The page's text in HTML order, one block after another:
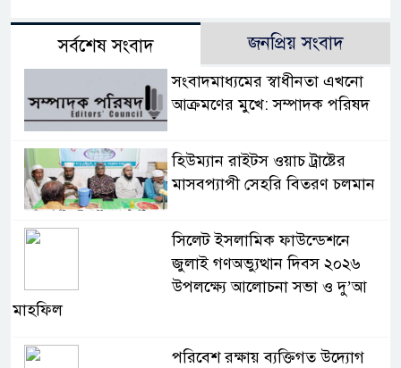
সর্বশেষ সংবাদ জনপ্রিয় সংবাদ
সংবাদমাধ্যমের স্বাধীনতা এখনো
আক্রমণের মুখে: সম্পাদক পরিষদ
হিউম্যান রাইটস ওয়াচ ট্রাষ্টের
মাসবপ্যাপী সেহরি বিতরণ চলমান
সিলেট ইসলামিক ফাউন্ডেশনে
জুলাই গণঅভ্যুত্থান দিবস ২০২৬
উপলক্ষ্যে আলোচনা সভা ও দু’আ
মাহফিল
পরিবেশ রক্ষায় ব্যক্তিগত উদ্যোগ